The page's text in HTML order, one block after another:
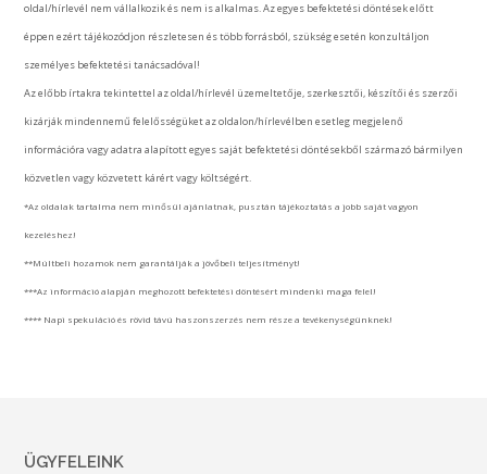
oldal/hírlevél nem vállalkozik és nem is alkalmas. Az egyes befektetési döntések előtt
éppen ezért tájékozódjon részletesen és több forrásból, szükség esetén konzultáljon
személyes befektetési tanácsadóval!
Az előbb írtakra tekintettel az oldal/hírlevél üzemeltetője, szerkesztői, készítői és szerzői
kizárják mindennemű felelősségüket az oldalon/hírlevélben esetleg megjelenő
információra vagy adatra alapított egyes saját befektetési döntésekből származó bármilyen
közvetlen vagy közvetett kárért vagy költségért.
*Az oldalak tartalma nem minősül ajánlatnak, pusztán tájékoztatás a jobb saját vagyon
kezeléshez!
**Múltbeli hozamok nem garantálják a jövőbeli teljesítményt!
***Az információ alapján meghozott befektetési döntésért mindenki maga felel!
**** Napi spekuláció és rövid távú haszonszerzés nem része a tevékenységünknek!
ÜGYFELEINK